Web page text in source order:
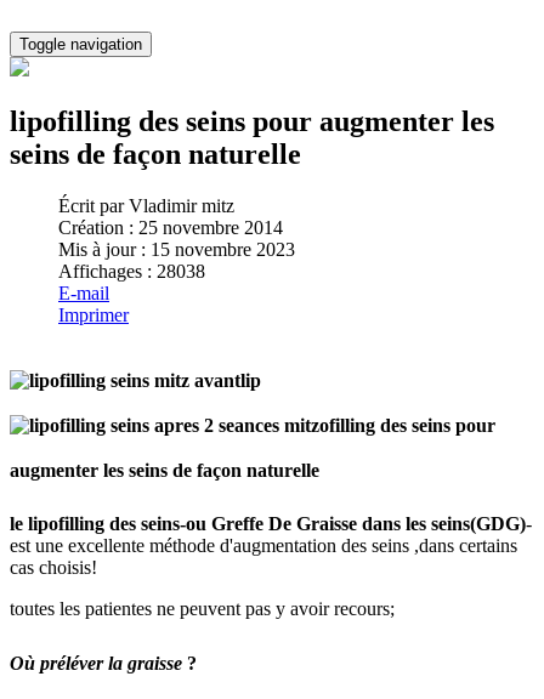
Toggle navigation
lipofilling des seins pour augmenter les
seins de façon naturelle
Écrit parVladimir mitz
Création : 25 novembre 2014
Mis à jour : 15 novembre 2023
Affichages : 28038
E-mail
Imprimer
lip
ofilling des seins pour
augmenter les seins de façon naturelle
le lipofilling des seins-ou Greffe De Graisse dans les seins(GDG)-
est une excellente méthode d'augmentation des seins ,dans certains
cas choisis!
toutes les patientes ne peuvent pas y avoir recours;
Où préléver la graisse ?